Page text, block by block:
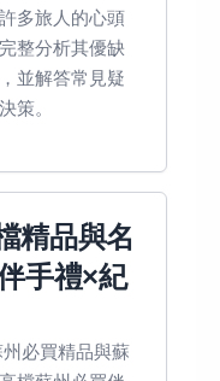
多旅人的心頭
整分析其優缺
並解答常見疑
策。
精品與名
手禮×紀
必買精品與蘇